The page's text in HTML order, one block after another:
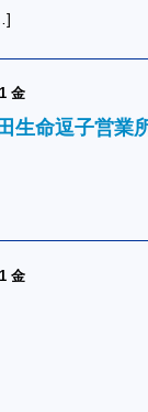
金
生命逗子営業
金